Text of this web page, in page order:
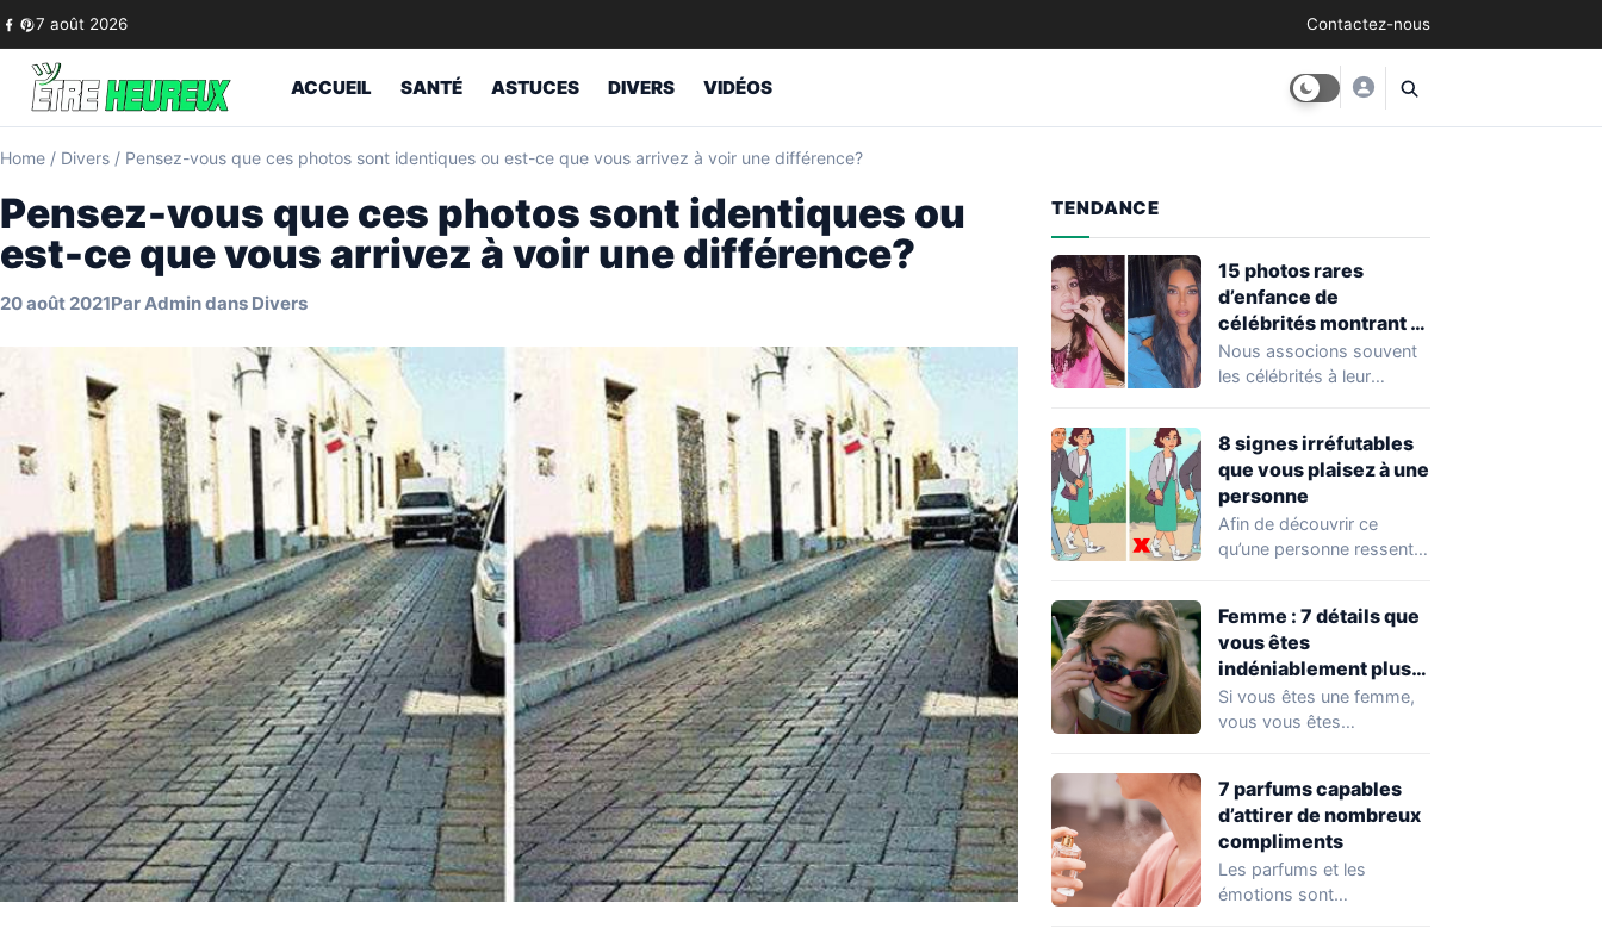
Skip to content
7 août 2026 Contactez-nous
ACCUEIL SANTÉ ASTUCES DIVERS VIDÉOS
Home / Divers / Pensez-vous que ces photos sont identiques ou est-ce que vous arrivez à voir une différence?
Pensez-vous que ces photos sont identiques ou
est-ce que vous arrivez à voir une différence?
20 août 2021ParAdmindans Divers
TENDANCE
15 photos rares
d’enfance de
célébrités montrant à
quel point elles ont
changé au fil du temps
Nous associons souvent
les célébrités à leur
8 signes irréfutables
que vous plaisez à une
personne
Afin de découvrir ce
qu’une personne ressent
Femme : 7 détails que
vous êtes
indéniablement plus
attirante que vous ne
le pensez
Si vous êtes une femme,
vous vous êtes
les…
7 parfums capables
d’attirer de nombreux
compliments
Les parfums et les
émotions sont